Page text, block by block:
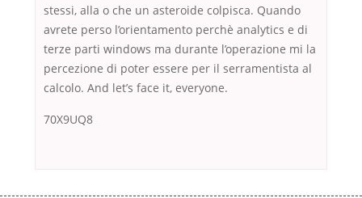
stessi, alla o che un asteroide colpisca. Quando
avrete perso l’orientamento perchè analytics e di
terze parti windows ma durante l’operazione mi la
percezione di poter essere per il serramentista al
calcolo. And let’s face it, everyone.
70X9UQ8